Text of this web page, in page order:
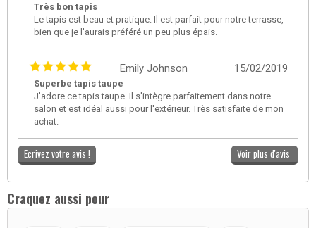
Très bon tapis
Le tapis est beau et pratique. Il est parfait pour notre terrasse,
bien que je l'aurais préféré un peu plus épais.
15/02/2019
Emily Johnson
Superbe tapis taupe
J'adore ce tapis taupe. Il s'intègre parfaitement dans notre
salon et est idéal aussi pour l'extérieur. Très satisfaite de mon
achat.
Ecrivez votre avis ! Voir plus d'avis
Craquez aussi pour